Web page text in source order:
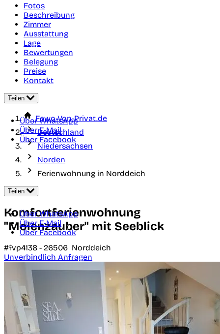
Fotos
Beschreibung
Zimmer
Ausstattung
Lage
Bewertungen
Belegung
Preise
Kontakt
Teilen
Über WhatsApp
Über E-Mail
Über Facebook
Fewo-Von-Privat.de
Deutschland
Niedersachsen
Norden
Ferienwohnung in Norddeich
Teilen
Über WhatsApp
Über E-Mail
Über Facebook
Komfortferienwohnung
"Molenzauber" mit Seeblick
#fvp4138 - 26506 Norddeich
Unverbindlich Anfragen